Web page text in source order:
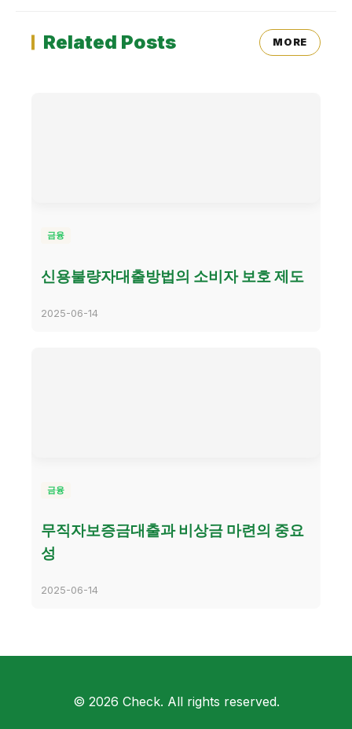
Related Posts MORE
금융
신용불량자대출방법의 소비자 보호 제도
2025-06-14
금융
무직자보증금대출과 비상금 마련의 중요
성
2025-06-14
© 2026 Check. All rights reserved.